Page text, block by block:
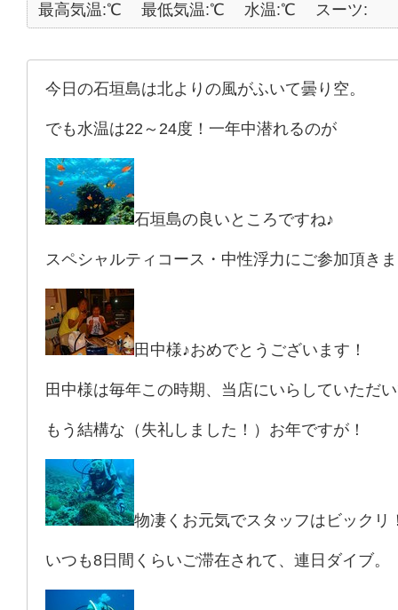
最高気温:℃
最低気温:℃ 水温:℃ スーツ:
今日の石垣島は北よりの風がふいて曇り空。
でも水温は22～24度！一年中潜れるのが
石垣島の良いところですね♪
スペシャルティコース・中性浮力にご参加頂き
田中様♪おめでとうございます！
田中様は毎年この時期、当店にいらしていただ
もう結構な（失礼しました！）お年ですが！
物凄くお元気でスタッフはビックリ
いつも8日間くらいご滞在されて、連日ダイブ。